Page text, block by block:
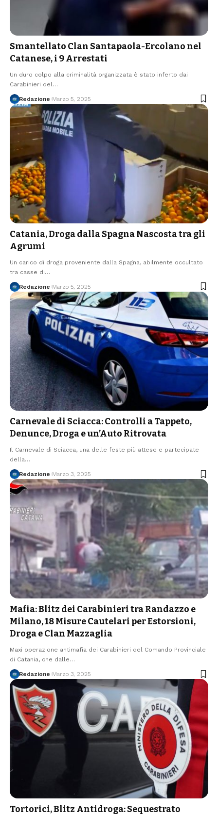
Smantellato Clan Santapaola-Ercolano nel
Catanese, i 9 Arrestati
Un duro colpo alla criminalità organizzata è stato inferto dai
Carabinieri del…
Redazione Marzo 5, 2025
Catania, Droga dalla Spagna Nascosta tra gli
Agrumi
Un carico di droga proveniente dalla Spagna, abilmente occultato
tra casse di…
Redazione Marzo 5, 2025
Carnevale di Sciacca: Controlli a Tappeto,
Denunce, Droga e un’Auto Ritrovata
Il Carnevale di Sciacca, una delle feste più attese e partecipate
della…
Redazione Marzo 3, 2025
Mafia: Blitz dei Carabinieri tra Randazzo e
Milano, 18 Misure Cautelari per Estorsioni,
Droga e Clan Mazzaglia
Maxi operazione antimafia dei Carabinieri del Comando Provinciale
di Catania, che dalle…
Redazione Marzo 3, 2025
Tortorici, Blitz Antidroga: Sequestrato